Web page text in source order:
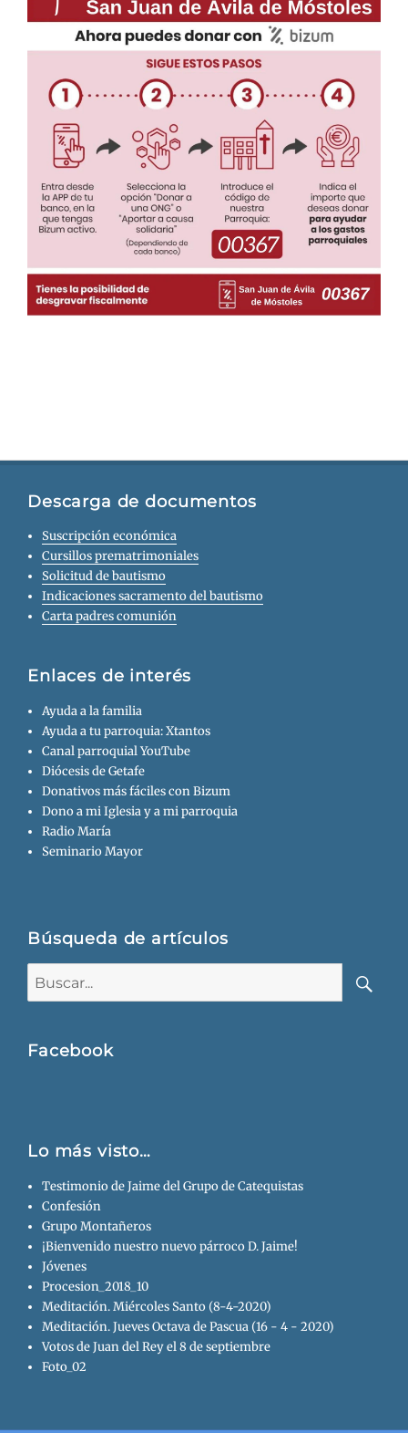
Descarga de documentos
Suscripción económica
Cursillos prematrimoniales
Solicitud de bautismo
Indicaciones sacramento del bautismo
Carta padres comunión
Enlaces de interés
Ayuda a la familia
Ayuda a tu parroquia: Xtantos
Canal parroquial YouTube
Diócesis de Getafe
Donativos más fáciles con Bizum
Dono a mi Iglesia y a mi parroquia
Radio María
Seminario Mayor
Búsqueda de artículos
Facebook
Lo más visto…
Testimonio de Jaime del Grupo de Catequistas
Confesión
Grupo Montañeros
¡Bienvenido nuestro nuevo párroco D. Jaime!
Jóvenes
Procesion_2018_10
Meditación. Miércoles Santo (8-4-2020)
Meditación. Jueves Octava de Pascua (16 - 4 - 2020)
Votos de Juan del Rey el 8 de septiembre
Foto_02